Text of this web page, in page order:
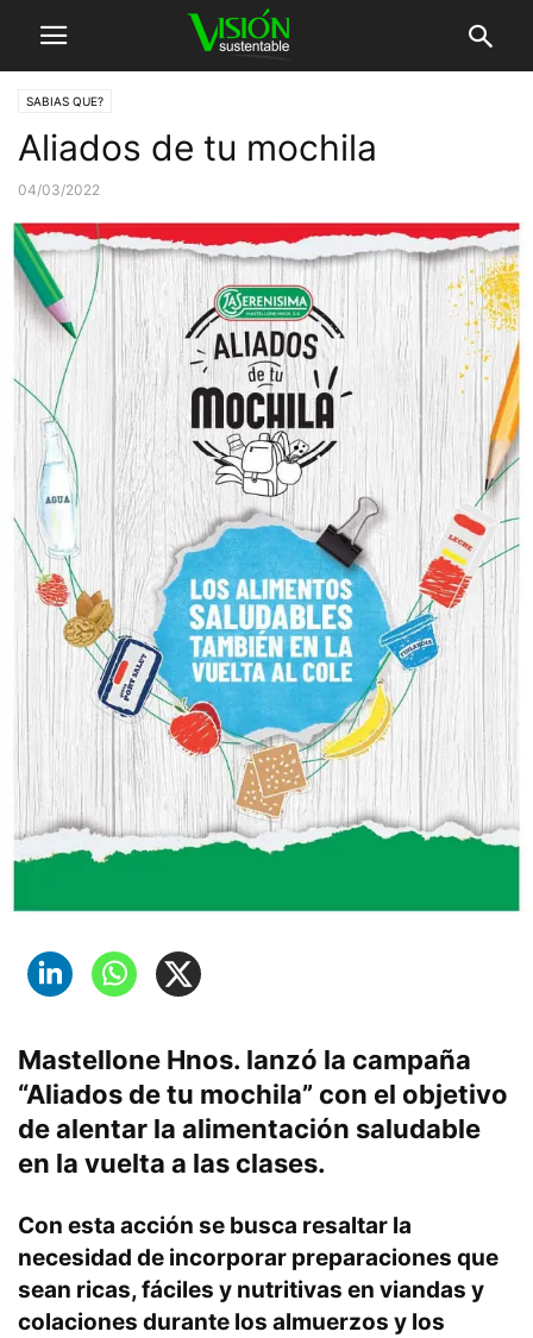
SABIAS QUE?
Aliados de tu mochila
04/03/2022
Mastellone Hnos. lanzó la campaña
“Aliados de tu mochila” con el objetivo
de alentar la alimentación saludable
en la vuelta a las clases.
Con esta acción se busca resaltar la
necesidad de incorporar preparaciones que
sean ricas, fáciles y nutritivas en viandas y
colaciones durante los almuerzos y los